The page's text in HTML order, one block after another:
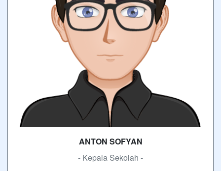
ANTON SOFYAN
- Kepala Sekolah -